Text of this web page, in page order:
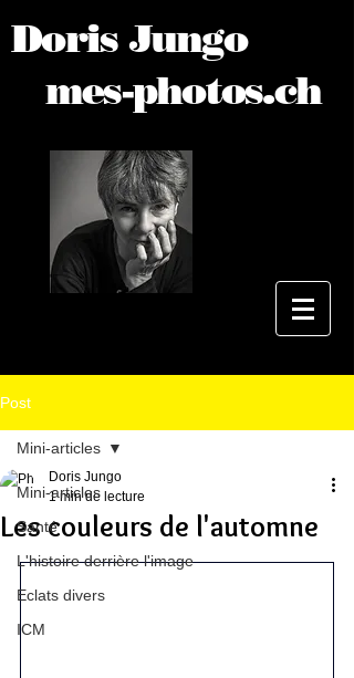
Doris Jungo
mes-photos.ch
Post
Mini-articles
Santé
L'histoire derrière l'image
Eclats divers
ICM
Mini-articles
Les couleurs de l'automne
Doris Jungo
1 min de lecture